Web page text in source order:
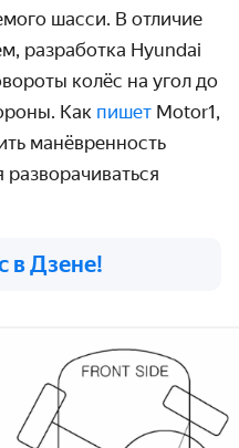
шасси. В отличие
разработка Hyundai
колёс на угол до
Как пишет Motor1,
манёвренность
в Дзене!